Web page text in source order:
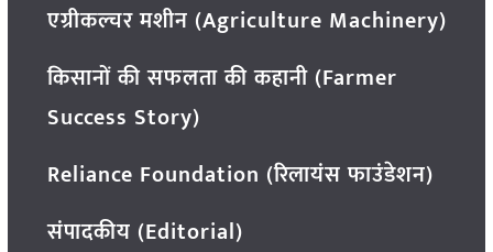
एग्रीकल्चर मशीन (Agriculture Machinery)
किसानों की सफलता की कहानी (Farmer
Success Story)
Reliance Foundation (रिलायंस फाउंडेशन)
संपादकीय (Editorial)